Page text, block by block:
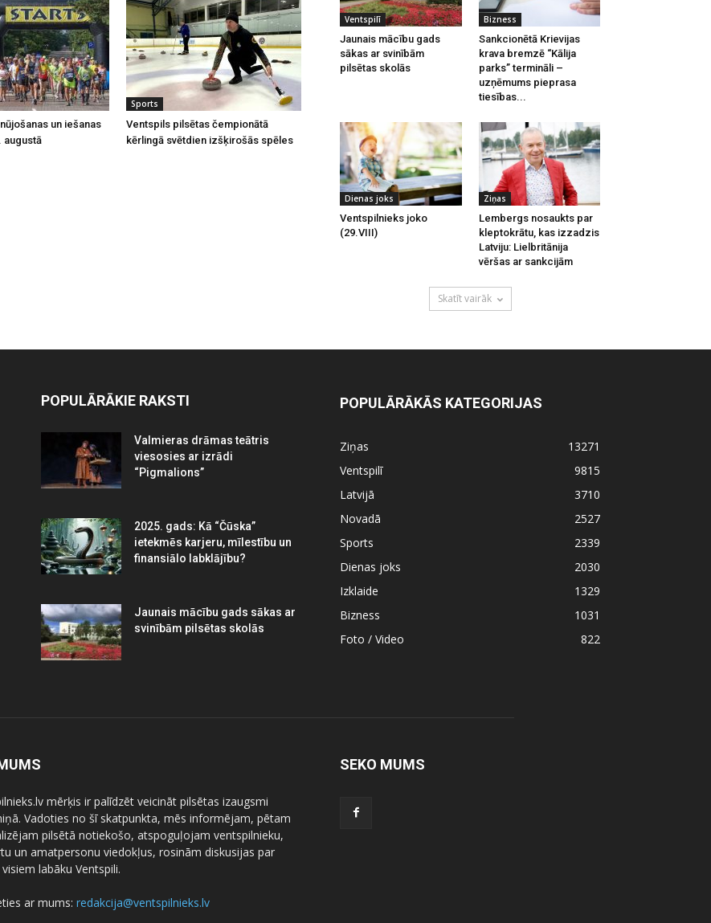
un iešanas
augustā
Sports
Ventspils pilsētas čempionātā
kērlingā svētdien izšķirošās spēles
Ventspilī
Jaunais mācību gads
sākas ar svinībām
pilsētas skolās
Bizness
Sankcionētā Krievijas
krava bremzē “Kālija
parks” termināli –
uzņēmums pieprasa
tiesības...
Dienas joks
Ventspilnieks joko
(29.VIII)
Ziņas
Lembergs nosaukts par
kleptokrātu, kas izzadzis
Latviju: Lielbritānija
vēršas ar sankcijām
Skatīt vairāk
POPULĀRĀKIE RAKSTI
Valmieras drāmas teātris
viesosies ar izrādi
“Pigmalions”
2025. gads: Kā “Čūska”
ietekmēs karjeru, mīlestību un
finansiālo labklājību?
Jaunais mācību gads sākas ar
svinībām pilsētas skolās
POPULĀRĀKĀS KATEGORIJAS
Ziņas
13271
Ventspilī
9815
Latvijā
3710
Novadā
2527
Sports
2339
Dienas joks
2030
Izklaide
1329
Bizness
1031
Foto / Video
822
mērķis ir palīdzēt veicināt pilsētas izaugsmi
Vadoties no šī skatpunkta, mēs informējam, pētam
pilsētā notiekošo, atspoguļojam ventspilnieku,
un amatpersonu viedokļus, rosinām diskusijas par
labāku Ventspili.
ar mums: redakcija@ventspilnieks.lv
SEKO MUMS